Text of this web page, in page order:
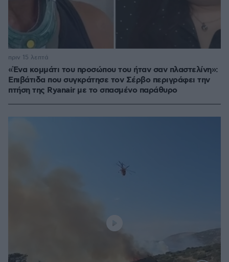
«Ένα κομμάτι του προσώπου του ήταν σαν πλαστελίνη»:
Επιβάτιδα που συγκράτησε τον Σέρβο περιγράφει την
πτήση της Ryanair με το σπασμένο παράθυρο
πριν 15 λεπτά